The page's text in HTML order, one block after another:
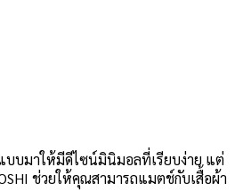
บบมาให้มีดีไซน์มินิมอลที่เรียบง่าย แต่
ช่วยให้คุณสามารถแมตช์กับเสื้อผ้า